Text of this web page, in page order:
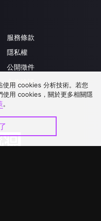
服務條款
隱私權
公開徵件
合作洽談
使用 cookies 分析技術。若您
使用 cookies，關於更多相關隱
。